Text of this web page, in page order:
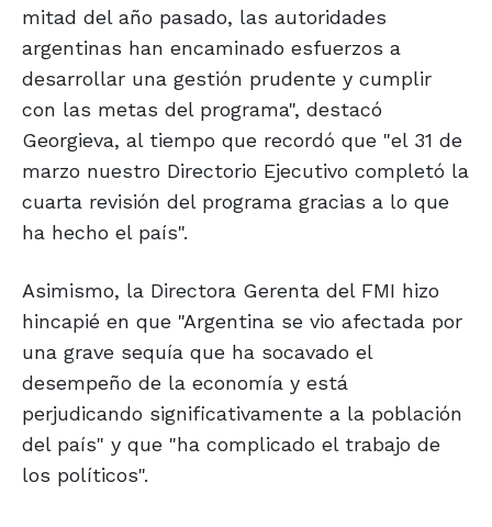
mitad del año pasado, las autoridades
argentinas han encaminado esfuerzos a
desarrollar una gestión prudente y cumplir
con las metas del programa", destacó
Georgieva, al tiempo que recordó que "el 31 de
marzo nuestro Directorio Ejecutivo completó la
cuarta revisión del programa gracias a lo que
ha hecho el país".
Asimismo, la Directora Gerenta del FMI hizo
hincapié en que "Argentina se vio afectada por
una grave sequía que ha socavado el
desempeño de la economía y está
perjudicando significativamente a la población
del país" y que "ha complicado el trabajo de
los políticos".